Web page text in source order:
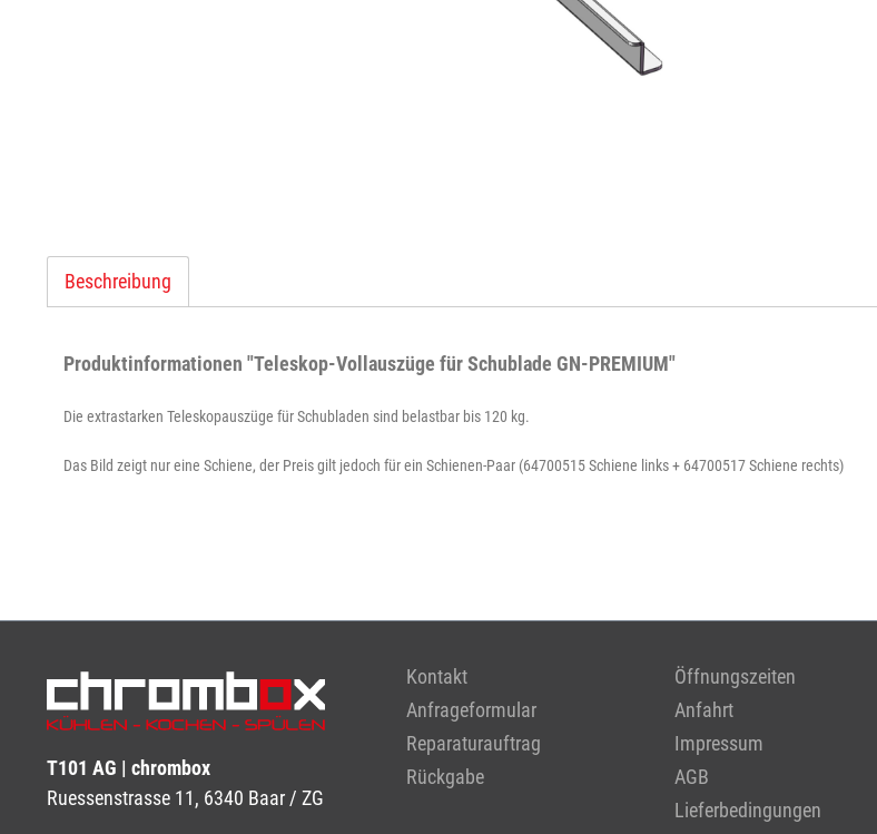
Beschreibung
Produktinformationen "Teleskop-Vollauszüge für Schublade GN-PREMIUM"
Die extrastarken Teleskopauszüge für Schubladen sind belastbar bis 120 kg.
Das Bild zeigt nur eine Schiene, der Preis gilt jedoch für ein Schienen-Paar (64700515 Schiene links + 64700517 Schiene rechts)
T101 AG | chrombox
Ruessenstrasse 11, 6340 Baar / ZG
Kontakt
Anfrageformular
Reparaturauftrag
Rückgabe
Öffnungszeiten
Anfahrt
Impressum
AGB
Lieferbedingungen